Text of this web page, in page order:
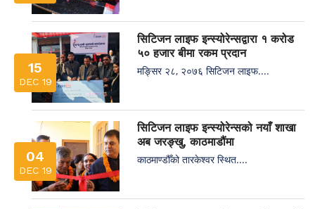
15
DEC 19
सिटिजन लाइफ इन्स्योरेन्सद्वारा १ करोड
५० हजार बीमा रकम प्रदान
मङ्सिर २८, २०७६ सिटिजन लाइफ....
04
DEC 19
सिटिजन लाइफ इन्स्योरेन्सको नयाँ शाखा
अब जरङ्खु, काठमाडौंमा
काठमाण्डौँको तारकेश्वर स्थित....